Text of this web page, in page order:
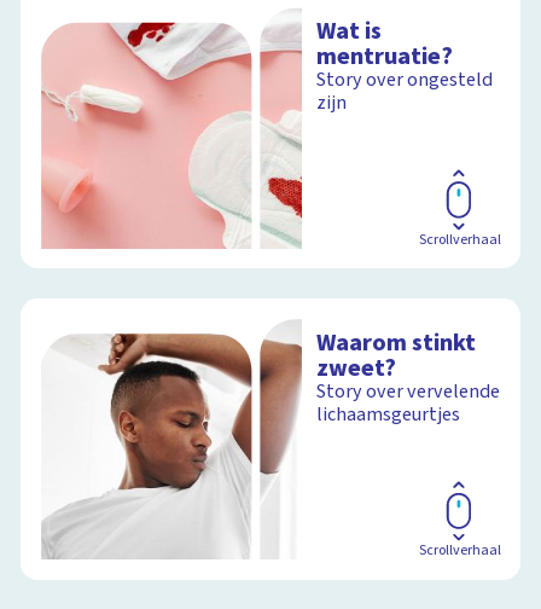
Wat is
mentruatie?
Story over ongesteld
zijn
Scrollverhaal
Waarom stinkt
zweet?
Story over vervelende
lichaamsgeurtjes
Scrollverhaal